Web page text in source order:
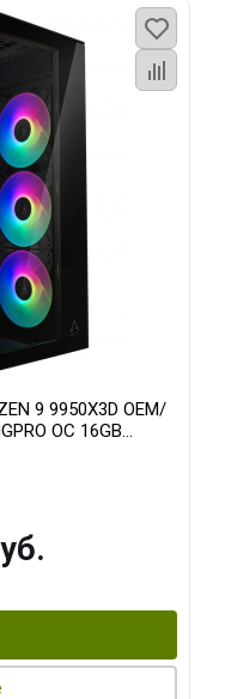
9 9950X3D OEM/
OC 16GB